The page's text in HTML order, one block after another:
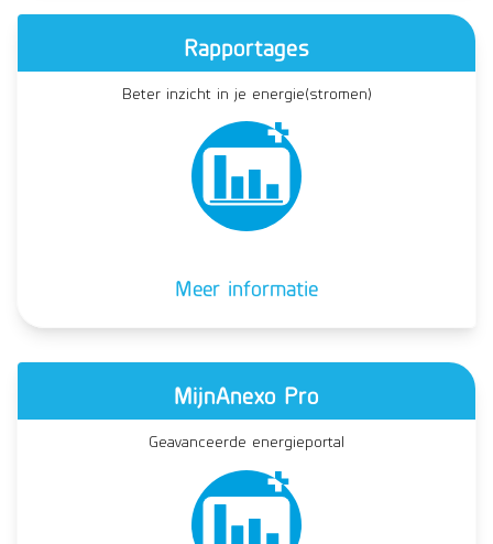
Rapportages
Beter inzicht in je energie(stromen)
Meer informatie
MijnAnexo Pro
Geavanceerde energieportal